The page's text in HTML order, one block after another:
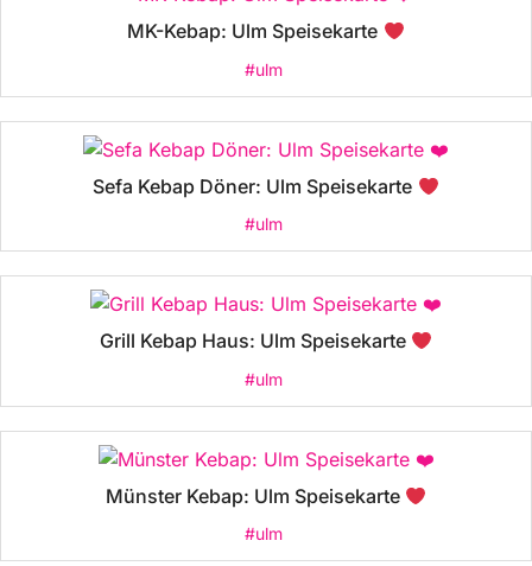
MK-Kebap: Ulm Speisekarte
#ulm
Sefa Kebap Döner: Ulm Speisekarte
#ulm
Grill Kebap Haus: Ulm Speisekarte
#ulm
Münster Kebap: Ulm Speisekarte
#ulm